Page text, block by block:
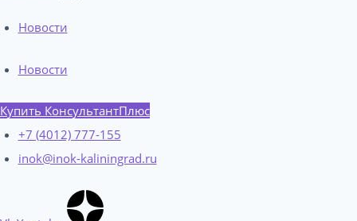
Новости
Новости
Купить КонсультантПлюс
+7 (4012) 777-155
inok@inok-kaliningrad.ru